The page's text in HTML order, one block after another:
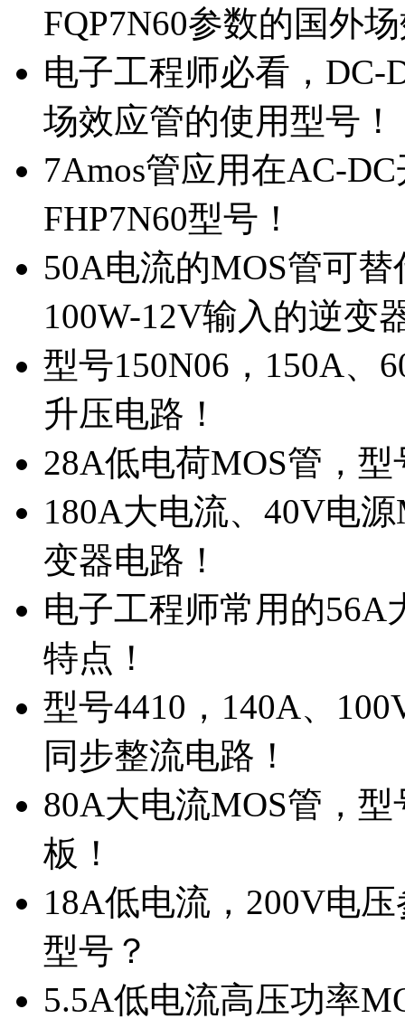
FQP7N60参数的国外
电子工程师必看，DC-
场效应管的使用型号！
7Amos管应用在AC-
FHP7N60型号！
50A电流的MOS管可
100W-12V输入的逆变
型号150N06，150A、
升压电路！
28A低电荷MOS管，
180A大电流、40V电
变器电路！
电子工程师常用的56A
特点！
型号4410，140A、
同步整流电路！
80A大电流MOS管，
板！
18A低电流，200V电
型号？
5.5A低电流高压功率